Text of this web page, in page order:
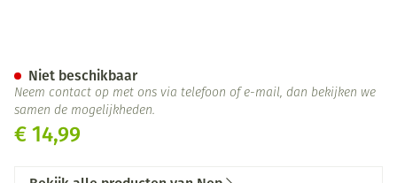
€ 14,99
Niet beschikbaar
Neem contact op met ons via telefoon of e-mail, dan bekijken we
samen de mogelijkheden.